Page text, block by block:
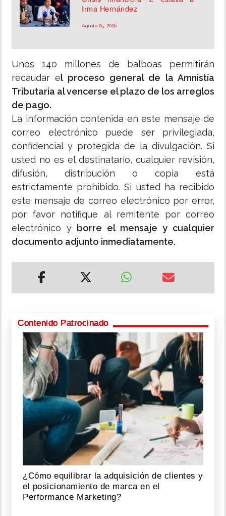
Irma Hernández
Agosto 05, 2026
Unos 140 millones de balboas permitirán
recaudar el proceso general de la Amnistía
Tributaria al vencerse el plazo de los arreglos
de pago.
La información contenida en este mensaje de
correo electrónico puede ser privilegiada,
confidencial y protegida de la divulgación. Si
usted no es el destinatario, cualquier revisión,
difusión, distribución o copia está
estrictamente prohibido. Si usted ha recibido
este mensaje de correo electrónico por error,
por favor notifique al remitente por correo
electrónico y borre el mensaje y cualquier
documento adjunto inmediatamente.
Contenido Patrocinado
¿Cómo equilibrar la adquisición de clientes y
el posicionamiento de marca en el
Performance Marketing?